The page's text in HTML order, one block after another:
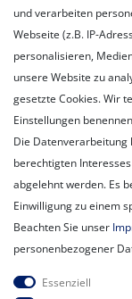
Registrieren
Login
Unternehmen
Newsletter
Newsletter
und verarbeiten
Webseite (z.B. IP-
personalisieren,
unsere Website zu
gesetzte Cookies. Wir
Einstellungen
Die Datenverarbeitung
berechtigten
abgelehnt werden. Es
Einwilligung zu einem
Beachten Sie unser
personenbezogener
Essenziell